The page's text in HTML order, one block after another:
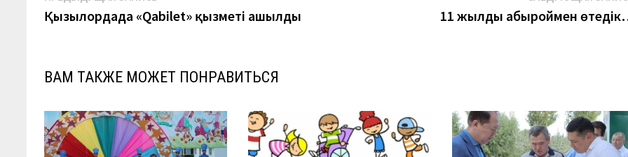
по
запись:
Қызылордада «Qabilet» қызметі ашылды 11 жылды абыроймен
ВАМ ТАКЖЕ МОЖЕТ ПОНРАВИТЬСЯ